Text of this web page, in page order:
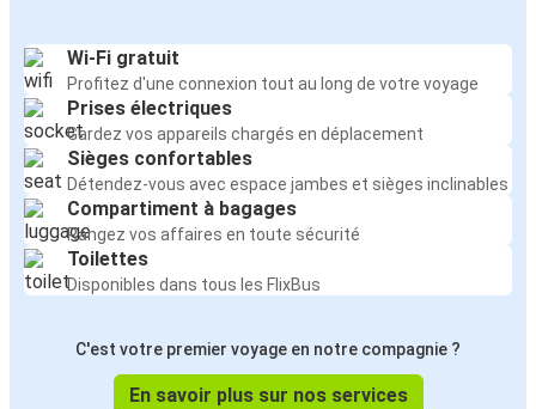
Wi-Fi gratuit
Profitez d'une connexion tout au long de votre voyage
Prises électriques
Gardez vos appareils chargés en déplacement
Sièges confortables
Détendez-vous avec espace jambes et sièges inclinables
Compartiment à bagages
Rangez vos affaires en toute sécurité
Toilettes
Disponibles dans tous les FlixBus
C'est votre premier voyage en notre compagnie ?
En savoir plus sur nos services